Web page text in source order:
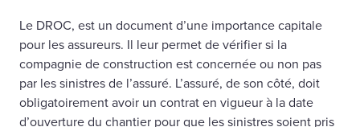
Le DROC, est un document d’une importance capitale
pour les assureurs. Il leur permet de vérifier si la
compagnie de construction est concernée ou non pas
par les sinistres de l’assuré. L’assuré, de son côté, doit
obligatoirement avoir un contrat en vigueur à la date
d’ouverture du chantier pour que les sinistres soient pris